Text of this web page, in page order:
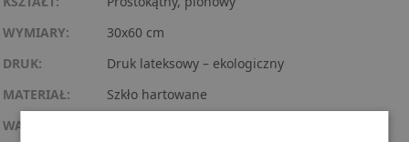
WYMIARY:
30x60 cm
DRUK:
Druk lateksowy – ekologiczny
MATERIAŁ:
Szkło hartowane
WARIANT: